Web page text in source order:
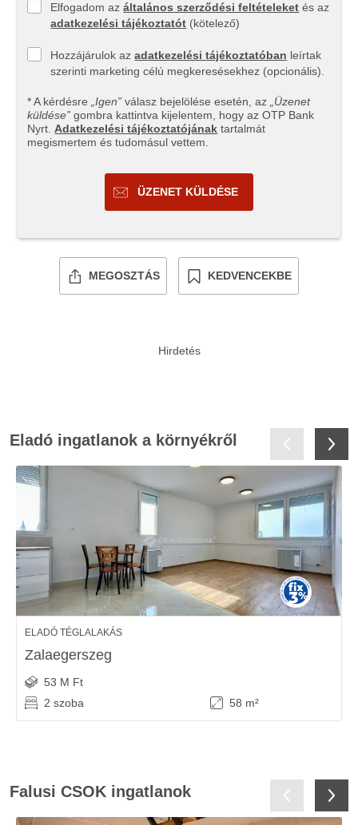
Elfogadom azáltalános szerződési feltételeket és az
adatkezelési tájékoztatót (kötelező)
Hozzájárulok azadatkezelési tájékoztatóban leírtak
szerinti marketing célú megkeresésekhez (opcionális).
* A kérdésre „Igen” válasz bejelölése esetén, az
„Üzenet
küldése” gombra kattintva kijelentem, hogy az OTP Bank
Nyrt. Adatkezelési tájékoztatójának tartalmát
megismertem és tudomásul vettem.
ÜZENET KÜLDÉSE
MEGOSZTÁS KEDVENCEKBE
Eladó ingatlanok a környékről
ELADÓ TÉGLALAKÁS
Zalaegerszeg
53 M Ft
2 szoba
58 m²
Falusi CSOK ingatlanok